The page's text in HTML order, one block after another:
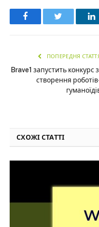
Facebook
ПОПЕРЕДНЯ
Brave1 запустить конкурс
створення
СХОЖІ СТАТТІ